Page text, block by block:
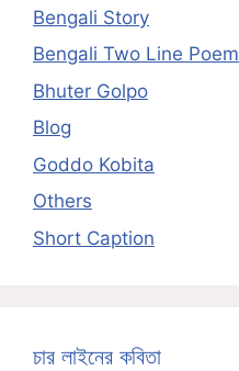
Bengali Story
Bengali Two Line Poem
Bhuter Golpo
Blog
Goddo Kobita
Others
Short Caption
চার লাইনের কবিতা